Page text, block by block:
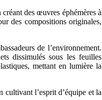
des œuvres éphémères à
des compositions originales,
de l’environnement.
dissimulés sous les feuilles
mettant en lumière la
cultivant l’esprit d’équipe et la